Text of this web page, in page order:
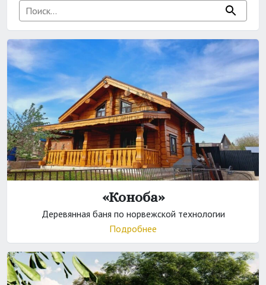
«Коноба»
Деревянная баня по норвежской технологии
Подробнее